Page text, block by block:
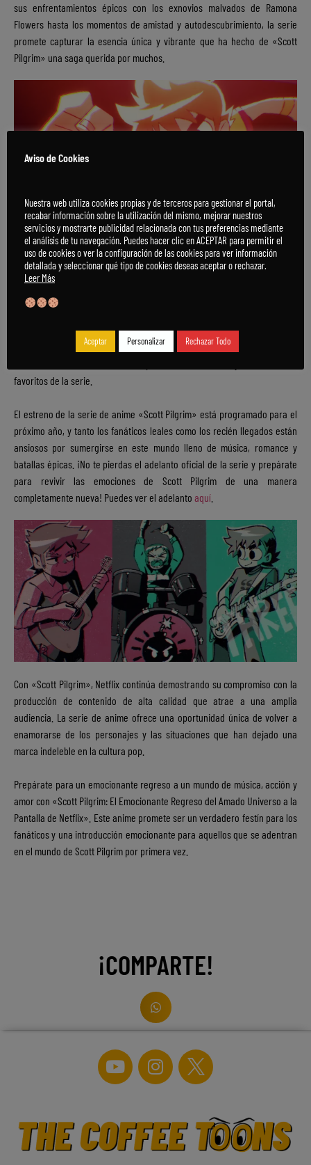
sus enfrentamientos épicos con los exnovios malvados de Ramona
Flowers hasta los momentos de amistad y autodescubrimiento, la serie
promete capturar la esencia única y vibrante que ha hecho de «Scott
Pilgrim» una saga querida por muchos.
Una Nueva Forma De
Experimentar La Serie
Con una combinación de estilo visual distintivo y emocionantes
secuencias de acción, el anime de «Scott Pilgrim» ofrecerá a los
favoritos de la serie.
El estreno de la serie de anime «Scott Pilgrim» está programado para el
próximo año, y tanto los fanáticos leales como los recién llegados están
ansiosos por sumergirse en este mundo lleno de música, romance y
batallas épicas. ¡No te pierdas el adelanto oficial de la serie y prepárate
para revivir las emociones de Scott Pilgrim de una manera
completamente nueva! Puedes ver el adelanto aquí
Con «Scott Pilgrim», Netflix continúa demostrando su compromiso con la
producción de contenido de alta calidad que atrae a una amplia
audiencia. La serie de anime ofrece una oportunidad única de volver a
enamorarse de los personajes y las situaciones que han dejado una
marca indeleble en la cultura pop.
Prepárate para un emocionante regreso a un mundo de música, acción y
amor con «Scott Pilgrim: El Emocionante Regreso del Amado Universo a la
Pantalla de Netflix». Este anime promete ser un verdadero festín para los
fanáticos y una introducción emocionante para aquellos que se adentran
en el mundo de Scott Pilgrim por primera vez.
¡COMPARTE!
Aviso de Cookies
Nuestra web utiliza cookies propias y de terceros para gestionar el portal,
recabar información sobre la utilización del mismo, mejorar nuestros
servicios y mostrarte publicidad relacionada con tus preferencias mediante
el análisis de tu navegación. Puedes hacer clic en ACEPTAR para permitir el
uso de cookies o ver la configuración de las cookies para ver información
detallada y seleccionar qué tipo de cookies deseas aceptar o rechazar.
Leer Más
Aceptar Personalizar Rechazar Todo